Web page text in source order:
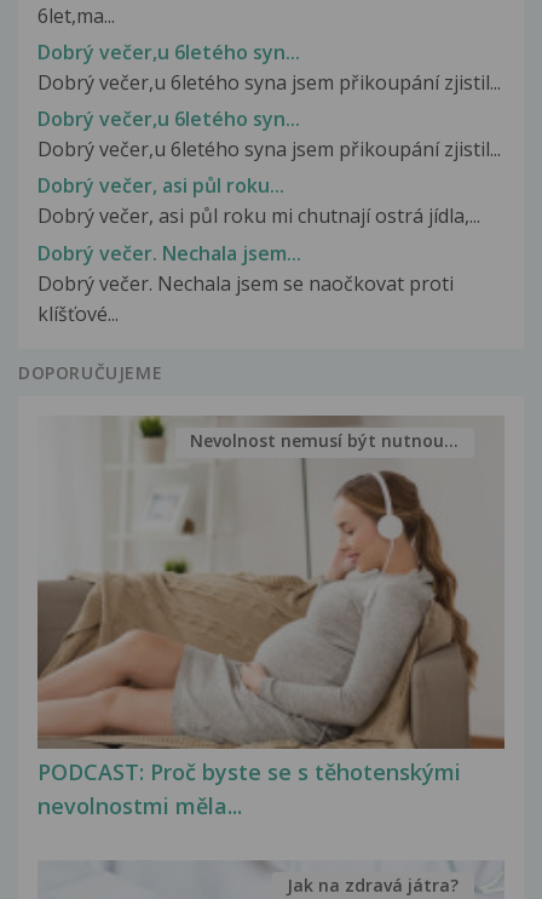
6let,ma...
Dobrý večer,u 6letého syn...
Dobrý večer,u 6letého syna jsem přikoupání zjistil...
Dobrý večer,u 6letého syn...
Dobrý večer,u 6letého syna jsem přikoupání zjistil...
Dobrý večer, asi půl roku...
Dobrý večer, asi půl roku mi chutnají ostrá jídla,...
Dobrý večer. Nechala jsem...
Dobrý večer. Nechala jsem se naočkovat proti
klíšťové...
DOPORUČUJEME
PODCAST: Proč byste se s těhotenskými
nevolnostmi měla...
Nevolnost nemusí být nutnou...
Jak na zdravá játra?